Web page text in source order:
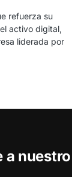
refuerza su
activo digital,
liderada por
a